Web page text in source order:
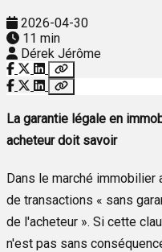
2026-04-30
11 min
Dérek Jérôme
La garantie légale en
acheteur doit savoir
Dans le marché immobilier
de transactions « sans
de l'acheteur ». Si cette
n'est pas sans